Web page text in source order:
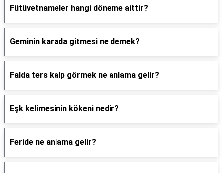
Fütüvetnameler hangi döneme aittir?
Geminin karada gitmesi ne demek?
Falda ters kalp görmek ne anlama gelir?
Eşk kelimesinin kökeni nedir?
Feride ne anlama gelir?